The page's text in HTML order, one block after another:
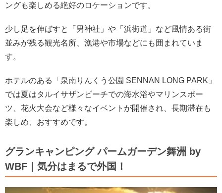
ングも楽しめる絶好のロケーションです。
少し足を伸ばすと「男神社」や「浜街道」など風情ある街
並みが残る観光名所、漁港や市場などにも囲まれていま
す。
ホテルのある「泉南りんくう公園 SENNAN LONG PARK」
では夏はタルイサザンビーチでの海水浴やマリンスポー
ツ、花火大会など様々なイベントが開催され、長期滞在も
楽しめ、おすすめです。
グランキャンピング パームガーデン舞洲 by
WBF｜気分はまるで外国！